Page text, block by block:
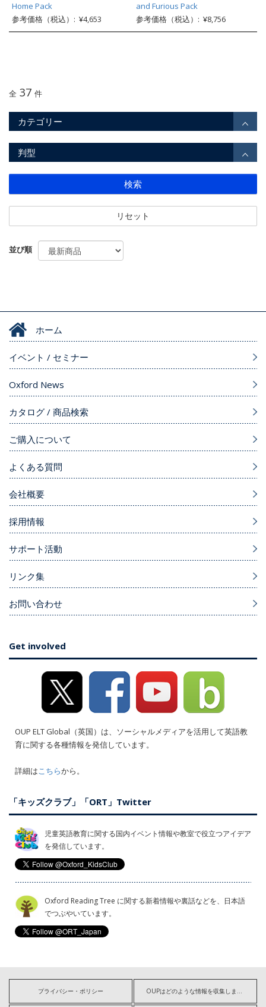
Home Pack
参考価格（税込）: ¥4,653
and Furious Pack
参考価格（税込）: ¥8,756
全 37 件
カテゴリー
判型
検索
リセット
並び順
ホーム
イベント / セミナー
Oxford News
カタログ / 商品検索
ご購入について
よくある質問
会社概要
採用情報
サポート活動
リンク集
お問い合わせ
Get involved
OUP ELT Global（英国）は、ソーシャルメディアを活用して英語教
育に関する各種情報を発信しています。
詳細は こちらから。
「キッズクラブ」「ORT」Twitter
児童英語教育に関する国内イベント情報や教室で役立つアイデア
を発信しています。
Oxford Reading Tree に関する新着情報や裏話などを、日本語
でつぶやいています。
プライバシー・ポリシー